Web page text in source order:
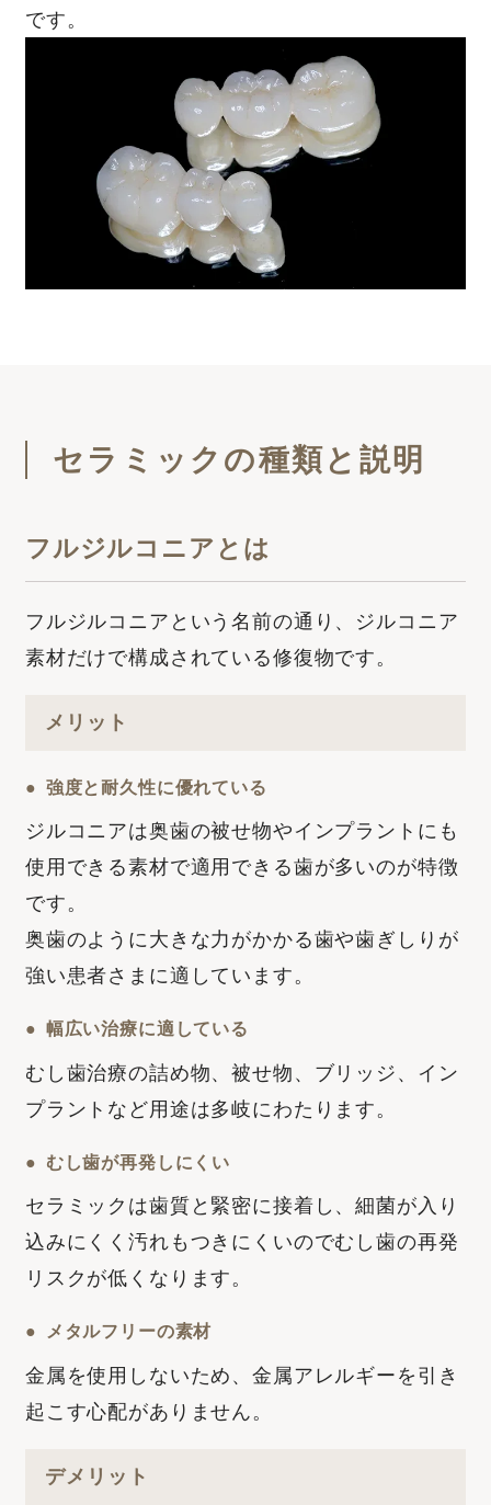
です。
セラミックの種類と説明
フルジルコニアとは
フルジルコニアという名前の通り、ジルコニア
素材だけで構成されている修復物です。
メリット
強度と耐久性に優れている
ジルコニアは奥歯の被せ物やインプラントにも
使用できる素材で適用できる歯が多いのが特徴
です。
奥歯のように大きな力がかかる歯や歯ぎしりが
強い患者さまに適しています。
幅広い治療に適している
むし歯治療の詰め物、被せ物、ブリッジ、イン
プラントなど用途は多岐にわたります。
むし歯が再発しにくい
セラミックは歯質と緊密に接着し、細菌が入り
込みにくく汚れもつきにくいのでむし歯の再発
リスクが低くなります。
メタルフリーの素材
金属を使用しないため、金属アレルギーを引き
起こす心配がありません。
デメリット